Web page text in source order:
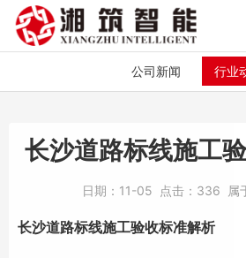
公司新闻 行业
长沙道路标线施工
日期： 11-05 点击： 336 属
长沙道路标线施工验收标准解析